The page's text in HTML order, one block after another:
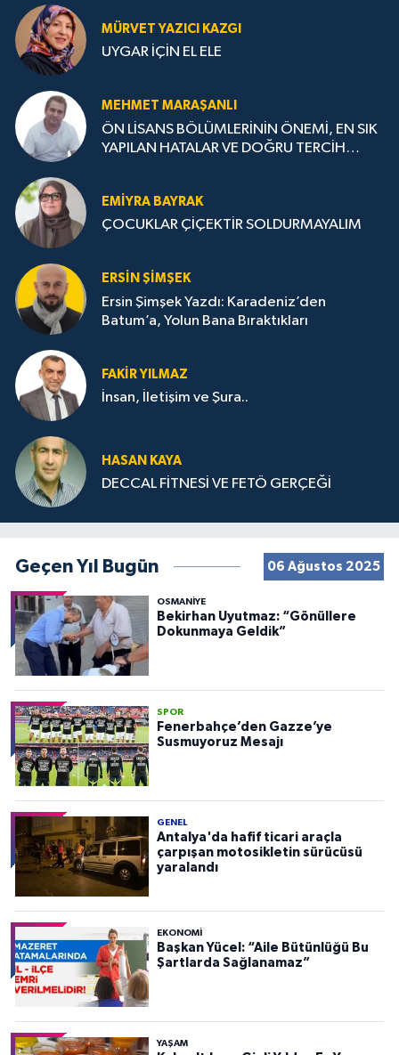
MÜRVET YAZICI KAZGI
UYGAR İÇİN EL ELE
MEHMET MARAŞANLI
ÖN LİSANS BÖLÜMLERİNİN ÖNEMİ, EN SIK
YAPILAN HATALAR VE DOĞRU TERCİH
EMIYRA BAYRAK
ÇOCUKLAR ÇİÇEKTİR SOLDURMAYALIM
ERSIN ŞIMŞEK
Ersin Şimşek Yazdı: Karadeniz’den
Batum’a, Yolun Bana Bıraktıkları
FAKIR YILMAZ
İnsan, İletişim ve Şura..
HASAN KAYA
DECCAL FİTNESİ VE FETÖ GERÇEĞİ
Geçen Yıl Bugün 06 Ağustos 2025
OSMANIYE
Bekirhan Uyutmaz: “Gönüllere
Dokunmaya Geldik”
SPOR
Fenerbahçe’den Gazze’ye
Susmuyoruz Mesajı
GENEL
Antalya'da hafif ticari araçla
çarpışan motosikletin sürücüsü
yaralandı
EKONOMI
Başkan Yücel: “Aile Bütünlüğü Bu
Şartlarda Sağlanamaz”
YAŞAM